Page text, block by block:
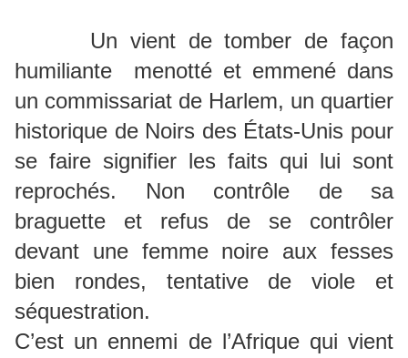
Un vient de tomber de façon
humiliante menotté et emmené dans
un commissariat de Harlem, un quartier
historique de Noirs des États-Unis pour
se faire signifier les faits qui lui sont
reprochés. Non contrôle de sa
braguette et refus de se contrôler
devant une femme noire aux fesses
bien rondes, tentative de viole et
séquestration.
C’est un ennemi de l’Afrique qui vient